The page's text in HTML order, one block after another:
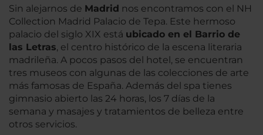
Sin alejarnos de Madrid nos encontramos con el NH
Collection Madrid Palacio de Tepa. Este hermoso
palacio del siglo XIX está ubicado en el Barrio de
las Letras, el centro histórico de la escena literaria
madrileña. A pocos pasos del hotel, se encuentran
tres museos con algunas de las colecciones de arte
más famosas de España. Además del spa tienes
gimnasio abierto las 24 horas, los 7 días de la
semana y masajes y tratamientos de belleza entre
otros servicios.